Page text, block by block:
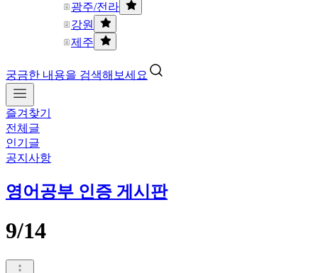
광주/전라
강원
제주
궁금한 내용을 검색해보세요
즐겨찾기
전체글
인기글
공지사항
영어공부 인증 게시판
9/14